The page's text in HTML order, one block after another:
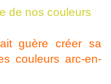
de nos couleurs
guère créer sa
couleurs arc-en-